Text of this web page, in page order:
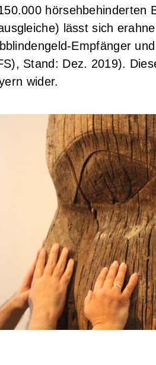
hörsehbehinderten
lässt sich
Empfänger
Stand: Dez. 2019).
wider.